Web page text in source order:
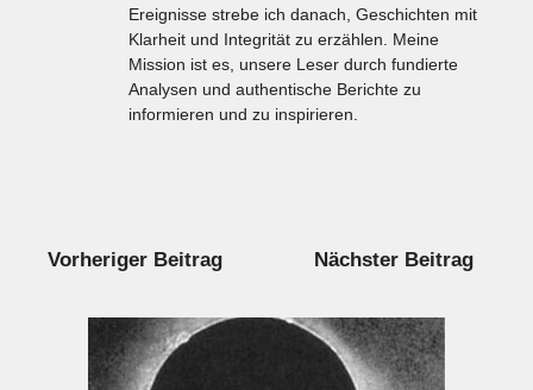
Ereignisse strebe ich danach, Geschichten mit
Klarheit und Integrität zu erzählen. Meine
Mission ist es, unsere Leser durch fundierte
Analysen und authentische Berichte zu
informieren und zu inspirieren.
Vorheriger Beitrag Nächster Beitrag